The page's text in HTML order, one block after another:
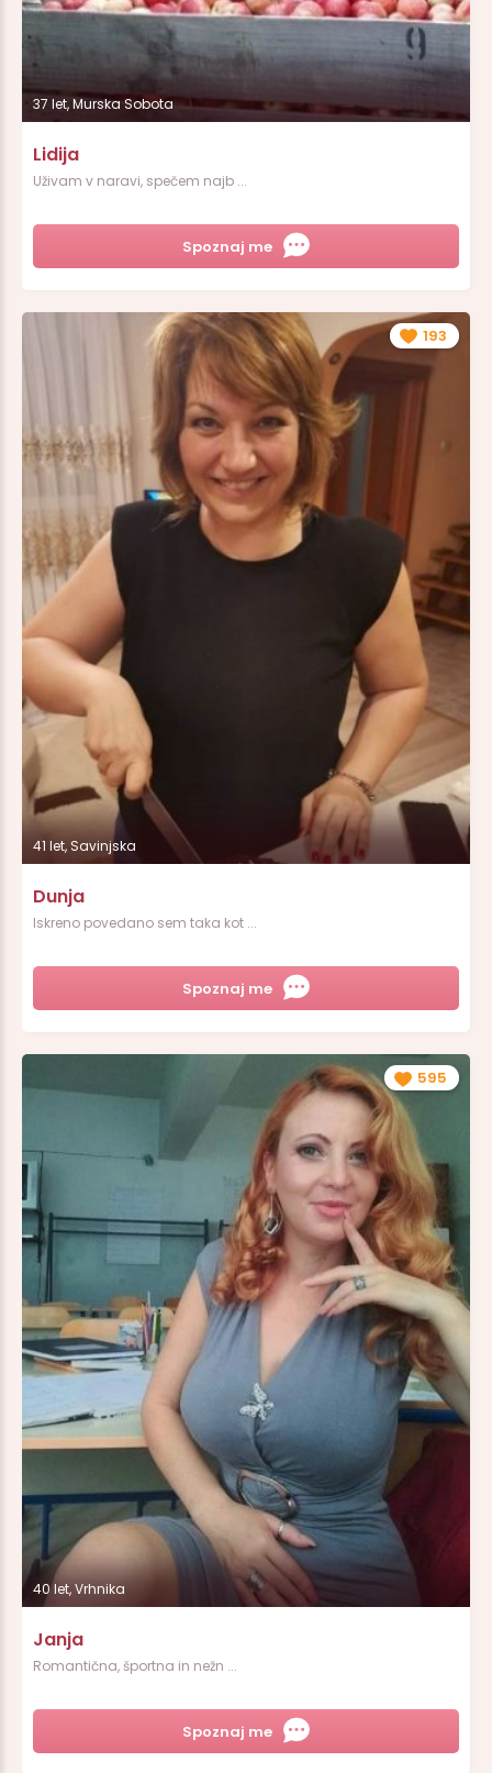
37 let, Murska Sobota
Lidija
Uživam v naravi, spečem najb ...
Spoznaj me
193
41 let, Savinjska
Dunja
Iskreno povedano sem taka kot ...
Spoznaj me
595
40 let, Vrhnika
Janja
Romantična, športna in nežn ...
Spoznaj me